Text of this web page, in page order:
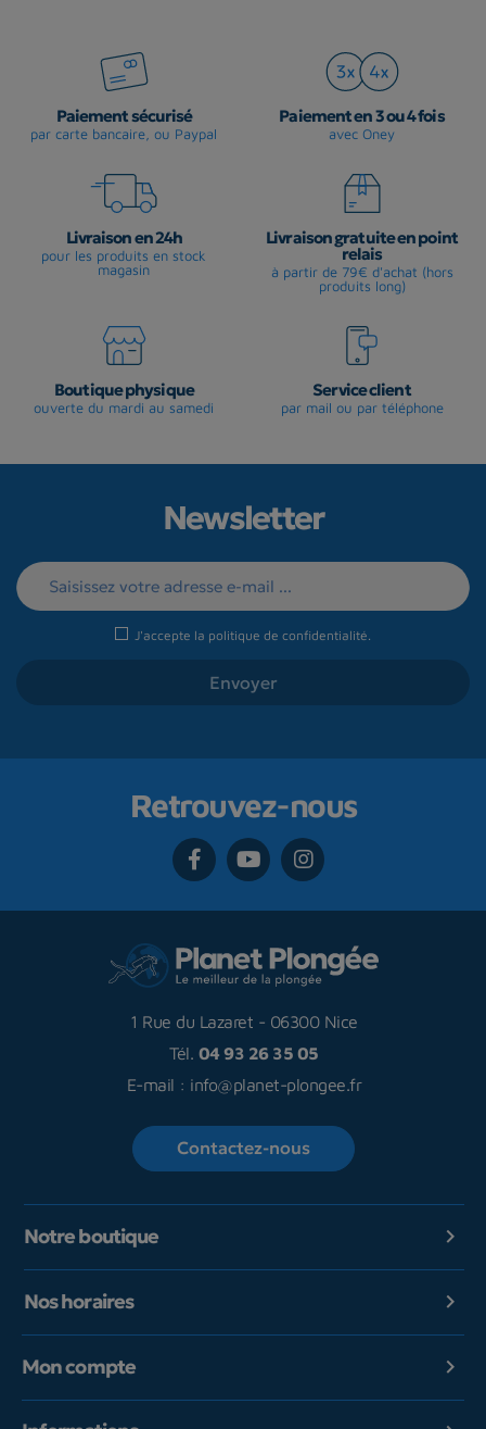
Paiement sécurisé
par carte bancaire, ou Paypal
Paiement en 3 ou 4 fois
avec Oney
Livraison en 24h
pour les produits en stock
magasin
Livraison gratuite en point
relais
à partir de 79€ d'achat (hors
produits long)
Boutique physique
ouverte du mardi au samedi
Service client
par mail ou par téléphone
Newsletter
J'accepte la politique de confidentialité
Retrouvez-nous
1 Rue du Lazaret - 06300 Nice
Tél. 04 93 26 35 05
E-mail : info@planet-plongee.fr
Contactez-nous
Notre boutique 
Nos horaires 
Mon compte 